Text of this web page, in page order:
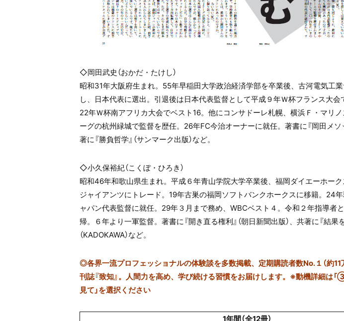
◇岡田武史（おかだ・たけし）
昭和31年大阪府生まれ。55年早稲田大学政治経済学部を卒業後、古河電気工
し、日本代表に選出。引退後は日本代表監督として平成９年Ｗ杯フランス大会
22年Ｗ杯南アフリカ大会でベスト16。他にコンサドーレ札幌、横浜Ｆ・マリ
ーグの杭州緑城で監督を歴任。26年FC今治オーナーに就任。著書に『岡田メソ
著に『勝負哲学』（サンマーク出版）など。
◇小久保裕紀（こくぼ・ひろき）
昭和46年和歌山県生まれ。平成６年青山学院大学卒業後、福岡ダイエーホー
ジャイアンツにトレード。19年古巣の福岡ソフトバンクホークスに移籍。24
ャパン代表監督に就任。29年３月まで務め、WBCベスト４。令和２年指導者
帰。６年より一軍監督。著書に『開き直る権利』（朝日新聞出版）、共著に『結果
（KADOKAWA）など。
◎各界一流プロフェッショナルの体験談を多数掲載、定期購読者数No.１（約
刊誌『致知』。人間力を高め、学び続ける習慣をお届けします。※動機詳細は
見て」を選択ください
1年間（全12冊）